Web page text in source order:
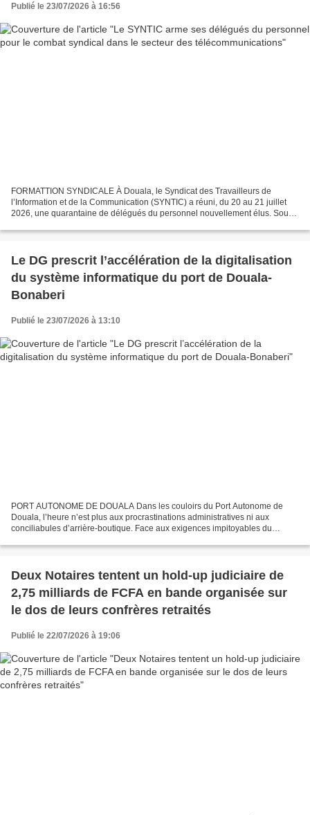
Publié le 23/07/2026 à 16:56
FORMATTION SYNDICALE À Douala, le Syndicat des Travailleurs de
l’Information et de la Communication (SYNTIC) a réuni, du 20 au 21 juillet
2026, une quarantaine de délégués du personnel nouvellement élus. Sous
Le DG prescrit l’accélération de la digitalisation
du système informatique du port de Douala-
Bonaberi
Publié le 23/07/2026 à 13:10
PORT AUTONOME DE DOUALA Dans les couloirs du Port Autonome de
Douala, l’heure n’est plus aux procrastinations administratives ni aux
conciliabules d’arrière-boutique. Face aux exigences impitoyables du
Deux Notaires tentent un hold-up judiciaire de
2,75 milliards de FCFA en bande organisée sur
le dos de leurs confrères retraités
Publié le 22/07/2026 à 19:06